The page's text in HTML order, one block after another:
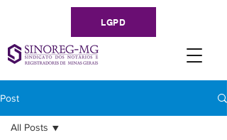
LGPD
Post
All Posts